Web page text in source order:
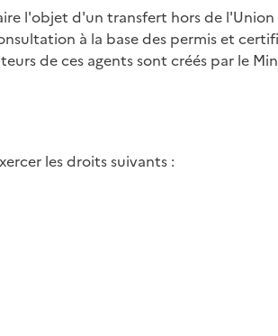
l'objet d'un transfert hors de
à la base des permis et
de ces agents sont créés par le
les droits suivants :